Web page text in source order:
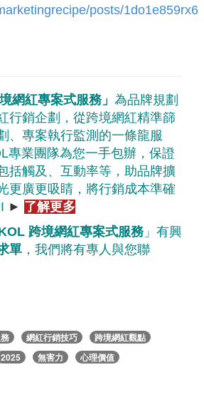
posts/1do1e859rx6
網紅專案式服務」 為品牌規劃
行銷企劃，從跨境網紅精準篩
、專案執行監測的一條龍服
專業團隊為您一手包辦，保證
括觸及、互動率等，助品牌擴
更廣更吸睛，將行銷成本準確
► 了解更多
跨境網紅專案式服務」有興
單 ，我們將有專人與您聯
網紅行銷技巧
跨境網紅觀點
2025 無害力
心理價值